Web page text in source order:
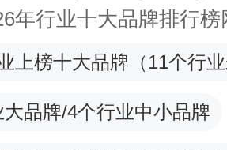
年行业十大品牌排行
上榜十大品牌 （11个行
大品牌/4个行业中小品牌